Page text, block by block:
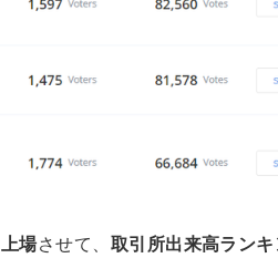
上場させて、 取引所出来高ラン